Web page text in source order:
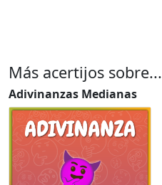
Más acertijos sobre...
Adivinanzas Medianas